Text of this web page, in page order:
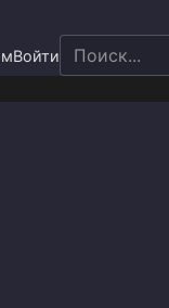
Войти
Search
for: